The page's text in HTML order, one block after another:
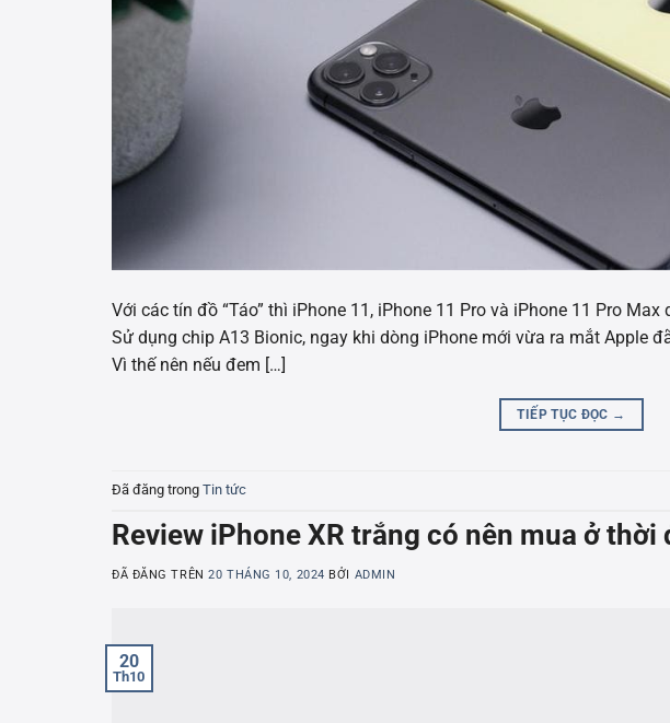
Với các tín đồ “Táo” thì iPhone 11, iPhone 11 Pro và iPhone 11 Pro
Sử dụng chip A13 Bionic, ngay khi dòng iPhone mới vừa ra mắt Apple
Vì thế nên nếu đem […]
TIẾP TỤC ĐỌC →
Đã đăng trong Tin tức
Review iPhone XR trắng có nên mua ở thời
ĐÃ ĐĂNG TRÊN20 THÁNG 10, 2024 BỞI ADMIN
20
Th10